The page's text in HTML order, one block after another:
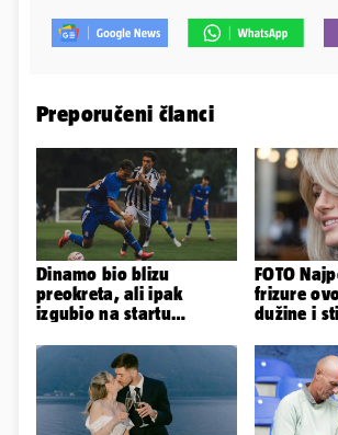
Preporučeni članci
Dinamo bio blizu
preokreta, ali ipak
izgubio na startu
FOTO
frizure
dužine i